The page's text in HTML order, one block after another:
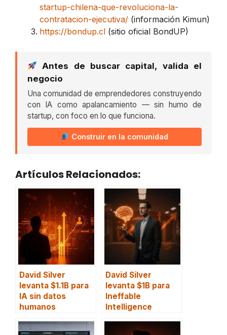
startup-chilena-que-revoluciona-la-
contratacion-ejecutiva/ (información Kimun)
https://bondup.cl (sitio oficial BondUP)
Antes de buscar capital, valida el
negocio
Una comunidad de emprendedores construyendo
con IA como apalancamiento — sin humo de
startup, con foco en lo que funciona.
Construir en la comunidad
Artículos Relacionados:
David Silver
levanta $1.1B para
IA sin datos
humanos
David Silver
levanta $1B para
Ineffable
Intelligence